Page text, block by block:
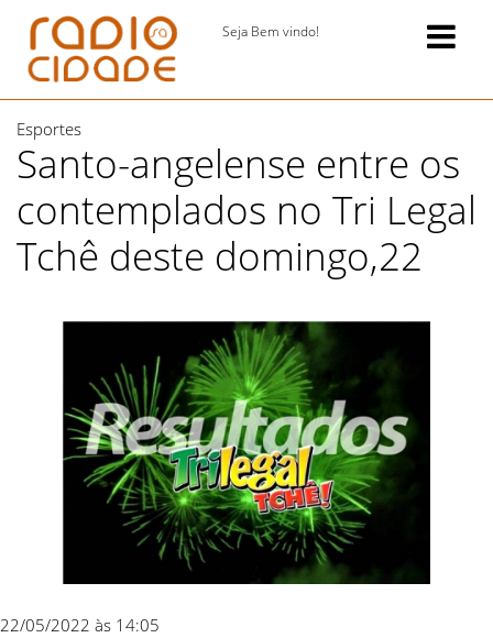
Seja Bem vindo!
Esportes
Santo-angelense entre os
contemplados no Tri Legal
Tchê deste domingo,22
22/05/2022 às 14:05